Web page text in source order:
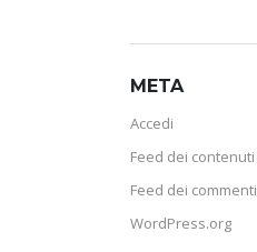
META
Accedi
Feed dei contenuti
Feed dei commenti
WordPress.org